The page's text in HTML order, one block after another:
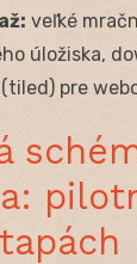
veľké
úložiska,
pre